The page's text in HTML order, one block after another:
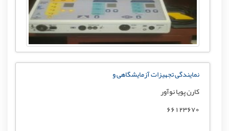
نمایندگی تجهیزات آزمایشگاهی و
کارن پویا نوآور
66123670